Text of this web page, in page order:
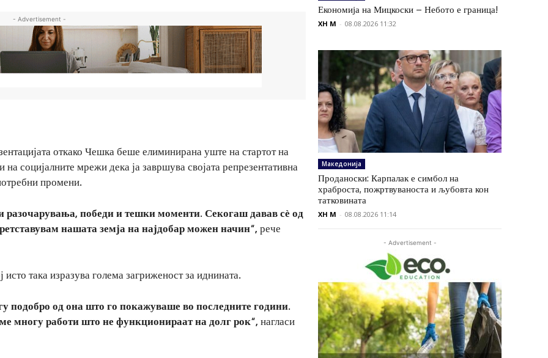
- Advertisement -
откако Чешка беше елиминирана уште на стартот на
социјалните мрежи дека ја завршува својата репрезентативна
промени.
разочарувања, победи и тешки моменти. Секогаш давав сѐ од
нашата земја на најдобар можен начин“, рече
така изразува голема загриженост за иднината.
од она што го покажуваше во последните години.
многу работи што не функционираат на долг рок“, нагласи
Економија на Мицкоски – Небото е граница!
XH M - 08.08.2026 11:32
Македонија
Проданоски: Карпалак е симбол на
храброста, пожртвуваноста и љубовта кон
татковината
XH M - 08.08.2026 11:14
- Advertisement -